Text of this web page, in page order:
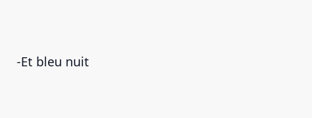
-Et bleu nuit